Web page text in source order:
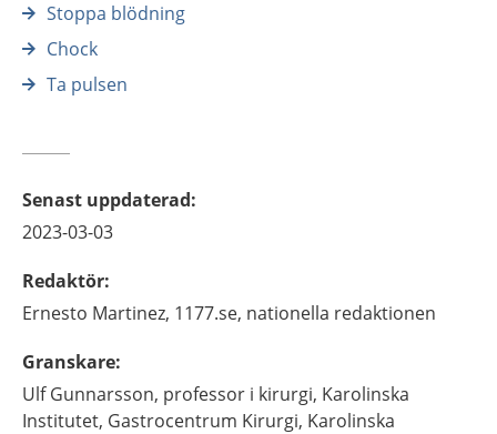
Stoppa blödning
Chock
Ta pulsen
Senast uppdaterad:
2023-03-03
Redaktör:
Ernesto Martinez, 1177.se, nationella redaktionen
Granskare:
Ulf Gunnarsson, professor i kirurgi, Karolinska
Institutet, Gastrocentrum Kirurgi, Karolinska